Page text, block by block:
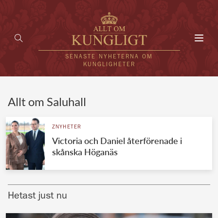
SENASTE NYHETERNA OM
KUNGLIGHETER
UTLÄNDSKT
VÄRLDENS KUNGAHUS
Brittiska kungahuset
Allt om Saluhall
ZNYHETER
Victoria och Daniel återförenade i
skånska Höganäs
Hetast just nu